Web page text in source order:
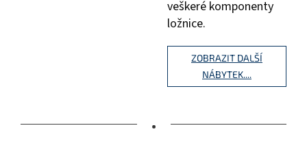
veškeré komponenty
ložnice.
ZOBRAZIT DALŠÍ
NÁBYTEK....
•